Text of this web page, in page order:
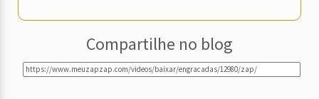
Compartilhe no blog